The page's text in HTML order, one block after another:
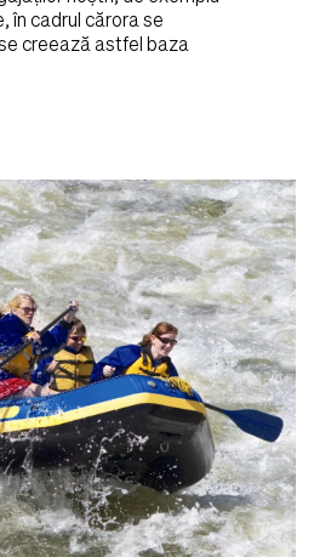
în cadrul cărora se
creează astfel baza